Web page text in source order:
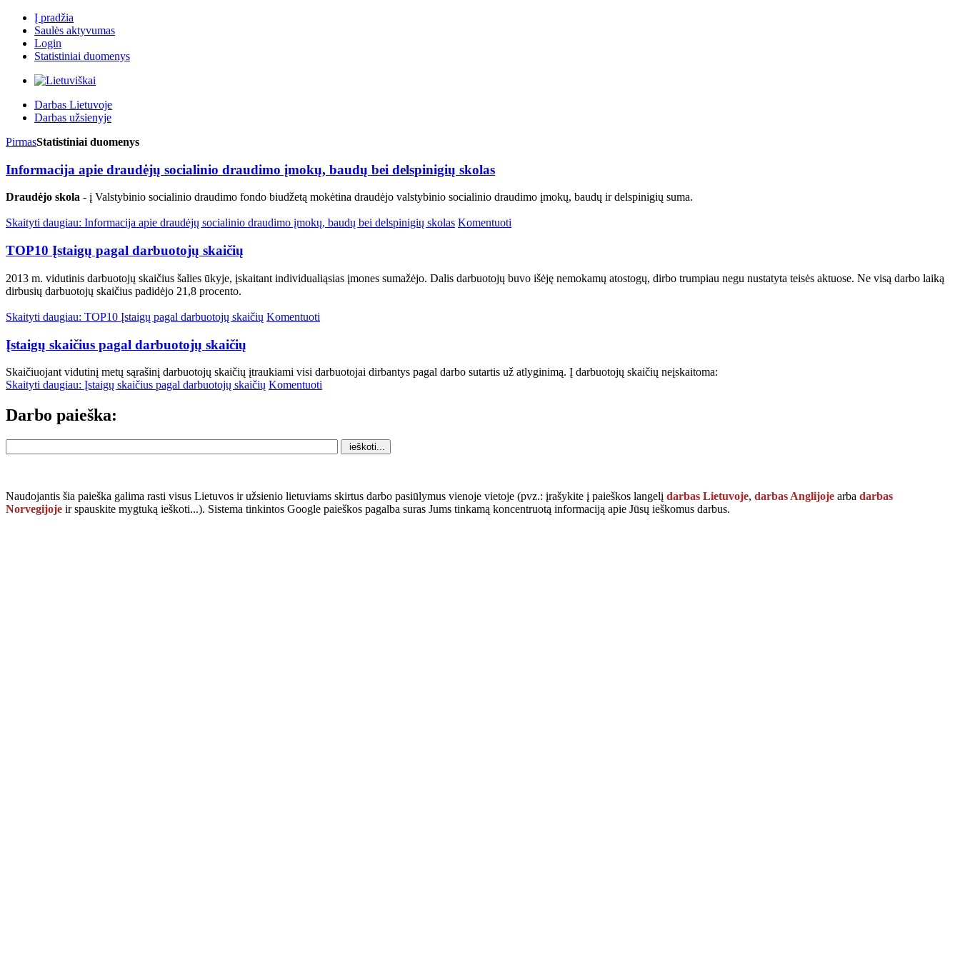
Į pradžia
Saulės aktyvumas
Login
Statistiniai duomenys
Darbas Lietuvoje
Darbas užsienyje
PirmasStatistiniai duomenys
Informacija apie draudėjų socialinio draudimo įmokų, baudų bei delspinigių skolas
Draudėjo skola - į Valstybinio socialinio draudimo fondo biudžetą mokėtina draudėjo valstybinio socialinio draudimo įmokų, baudų ir delspinigių suma.
Skaityti daugiau: Informacija apie draudėjų socialinio draudimo įmokų, baudų bei delspinigių skolas Komentuoti
TOP10 Įstaigų pagal darbuotojų skaičių
2013 m. vidutinis darbuotojų skaičius šalies ūkyje, įskaitant individualiąsias įmones sumažėjo. Dalis darbuotojų buvo išėję nemokamų atostogų, dirbo trumpiau negu nustatyta teisės aktuose. Ne visą darbo laiką
dirbusių darbuotojų skaičius padidėjo 21,8 procento.
Skaityti daugiau: TOP10 Įstaigų pagal darbuotojų skaičių Komentuoti
Įstaigų skaičius pagal darbuotojų skaičių
Skaičiuojant vidutinį metų sąrašinį darbuotojų skaičių įtraukiami visi darbuotojai dirbantys pagal darbo sutartis už atlyginimą. Į darbuotojų skaičių neįskaitoma:
Skaityti daugiau: Įstaigų skaičius pagal darbuotojų skaičių Komentuoti
Darbo paieška:
Naudojantis šia paieška galima rasti visus Lietuvos ir užsienio lietuviams skirtus darbo pasiūlymus vienoje vietoje (pvz.: įrašykite į paieškos langelį darbas Lietuvoje, darbas Anglijoje arba darbas
Norvegijoje ir spauskite mygtuką ieškoti...). Sistema tinkintos Google paieškos pagalba suras Jums tinkamą koncentruotą informaciją apie Jūsų ieškomus darbus.